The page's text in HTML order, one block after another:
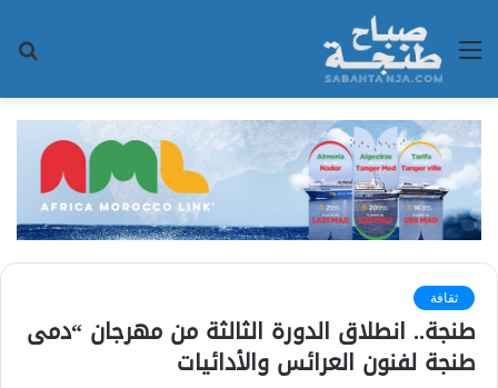
القائمة
ثقافة
طنجة.. انطلاق الدورة الثالثة من مهرجان “دمى
طنجة لفنون العرائس والأدائيات